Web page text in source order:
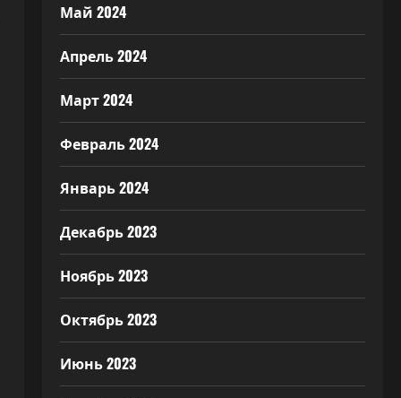
Май 2024
Апрель 2024
Март 2024
Февраль 2024
Январь 2024
Декабрь 2023
Ноябрь 2023
Октябрь 2023
Июнь 2023